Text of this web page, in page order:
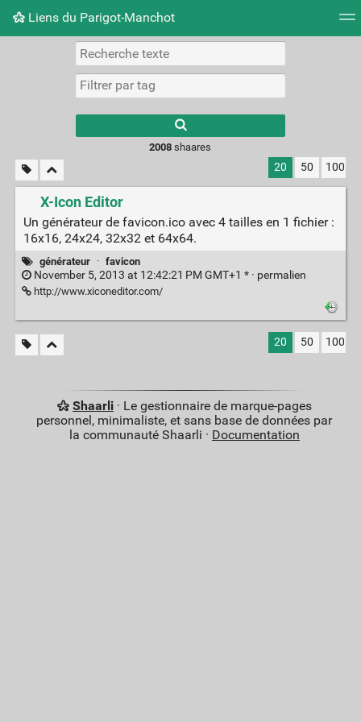
Liens du Parigot-Manchot
Nuage de tags Mur d'images
2008 shaares
20 50 100
X-Icon Editor
Un générateur de favicon.ico avec 4 tailles en 1 fichier :
16x16, 24x24, 32x32 et 64x64.
générateur · favicon
November 5, 2013 at 12:42:21 PM GMT+1 * · permalien
http://www.xiconeditor.com/
20 50 100
Shaarli· Le gestionnaire de marque-pages
personnel, minimaliste, et sans base de données par
la communauté Shaarli · Documentation